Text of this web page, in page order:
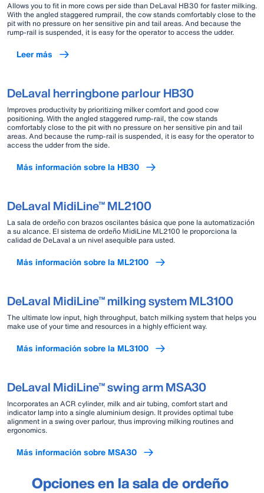
Allows you to fit in more cows per side than DeLaval HB30 for faster milking.
With the angled staggered rumprail, the cow stands comfortably close to the
pit with no pressure on her sensitive pin and tail areas. And because the
rump-rail is suspended, it is easy for the operator to access the udder.
Leer más
DeLaval herringbone parlour HB30
Improves productivity by prioritizing milker comfort and good cow
positioning. With the angled staggered rump-rail, the cow stands
comfortably close to the pit with no pressure on her sensitive pin and tail
areas. And because the rump-rail is suspended, it is easy for the operator to
access the udder from the side.
Más información sobre la HB30
DeLaval MidiLine™ ML2100
La sala de ordeño con brazos oscilantes básica que pone la automatización
a su alcance. El sistema de ordeño MidiLine ML2100 le proporciona la
calidad de DeLaval a un nivel asequible para usted.
Más información sobre la ML2100
DeLaval MidiLine™ milking system ML3100
The ultimate low input, high throughput, batch milking system that helps you
make use of your time and resources in a highly efficient way.
Más información sobre la ML3100
DeLaval MidiLine™ swing arm MSA30
Incorporates an ACR cylinder, milk and air tubing, comfort start and
indicator lamp into a single aluminium design. It provides optimal tube
alignment in a swing over parlour, thus improving milking routines and
ergonomics.
Más información sobre MSA30
Opciones en la sala de ordeño